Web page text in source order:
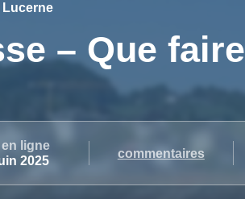
Lucerne
– Que
ligne
2025
commentaires